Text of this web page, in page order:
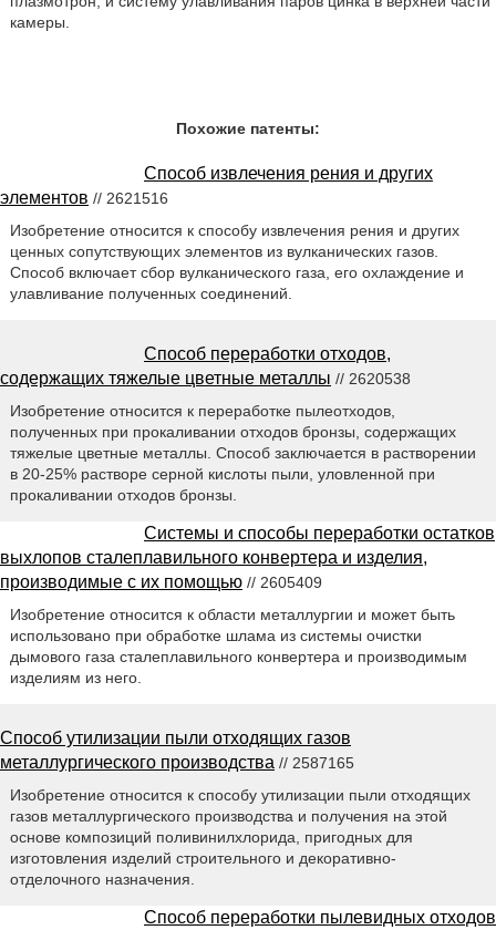
камеры.
Похожие патенты:
Способ извлечения рения и других
элементов // 2621516
Изобретение относится к способу извлечения рения и других
ценных сопутствующих элементов из вулканических газов.
Способ включает сбор вулканического газа, его охлаждение и
улавливание полученных соединений.
Способ переработки отходов,
содержащих тяжелые цветные металлы // 2620538
Изобретение относится к переработке пылеотходов,
полученных при прокаливании отходов бронзы, содержащих
тяжелые цветные металлы. Способ заключается в растворении
в 20-25% растворе серной кислоты пыли, уловленной при
прокаливании отходов бронзы.
Системы и способы переработки остатков
выхлопов сталеплавильного конвертера и изделия,
производимые с их помощью // 2605409
Изобретение относится к области металлургии и может быть
использовано при обработке шлама из системы очистки
дымового газа сталеплавильного конвертера и производимым
изделиям из него.
Способ утилизации пыли отходящих газов
металлургического производства // 2587165
Изобретение относится к способу утилизации пыли отходящих
газов металлургического производства и получения на этой
основе композиций поливинилхлорида, пригодных для
изготовления изделий строительного и декоративно-
отделочного назначения.
Способ переработки пылевидных отходов